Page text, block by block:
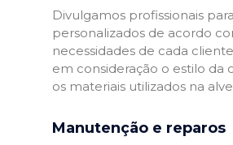
Divulgamos profissionais
personalizados de acordo
necessidades de cada
em consideração o estilo da
os materiais utilizados na
Manutenção e reparos